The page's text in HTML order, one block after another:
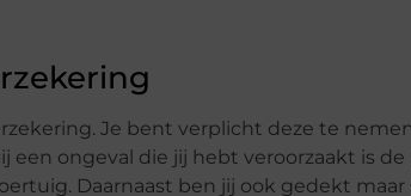
Je bent verplicht deze te
een ongeval die jij hebt veroorzaakt is
Daarnaast ben jij ook gedekt maar